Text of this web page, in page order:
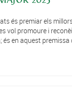
és premiar els
vol promoure i
en aquest premissa